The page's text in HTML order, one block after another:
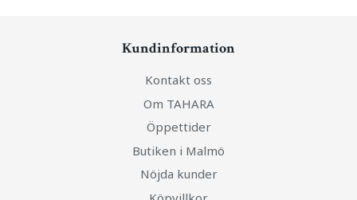
Kundinformation
Kontakt oss
Om TAHARA
Öppettider
Butiken i Malmö
Nöjda kunder